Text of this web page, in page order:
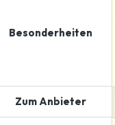
Besonderheiten
Zum Anbieter